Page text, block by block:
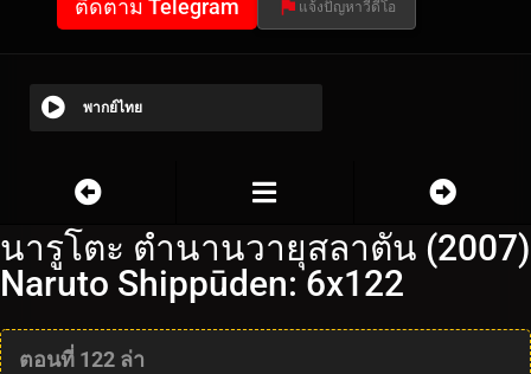
ติดตาม Telegram แจ้งปัญหาวีดีโอ
พากย์ไทย
นารูโตะ ตำนานวายุสลาตัน (2007)
Naruto Shippūden: 6x122
ตอนที่ 122 ล่า